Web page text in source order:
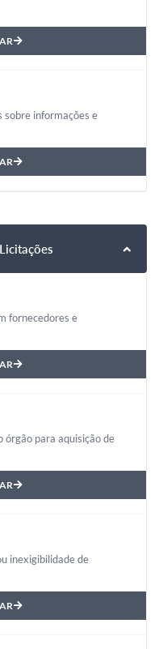
sobre informações e
fornecedores e
órgão para aquisição de
inexigibilidade de